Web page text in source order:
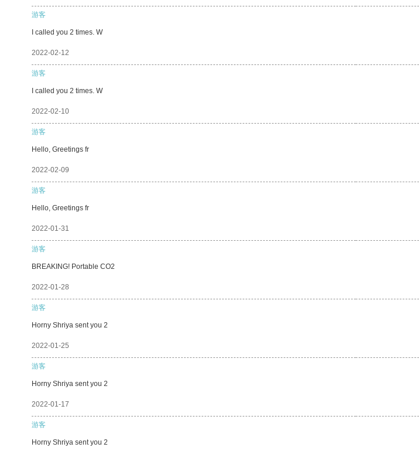
游客
I called you 2 times. W
2022-02-12
游客
I called you 2 times. W
2022-02-10
游客
Hello, Greetings fr
2022-02-09
游客
Hello, Greetings fr
2022-01-31
游客
BREAKING! Portable CO2
2022-01-28
游客
Horny Shriya sent you 2
2022-01-25
游客
Horny Shriya sent you 2
2022-01-17
游客
Horny Shriya sent you 2